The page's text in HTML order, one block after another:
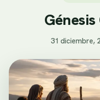
31 diciembre,